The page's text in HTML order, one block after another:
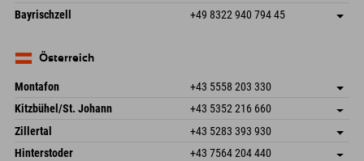
Deutschland
Buchen
Frickenstraße 22
82490 Farchant
Adresse speichern
Anreiseinfos
Bayrischzell +49 8322 940 794 45
Deutschland
Österreich
Montafon +43 5558 203 330
Dorfstr. 127b
6793 Gaschurn/Montafon
Österreich
Adresse speichern
Buchen
Kitzbühel/St. Johann +43 5352 216 660
Speckbacherstraße 87
6380 St. Johann in Tirol
Österreich
Adresse speichern
Anreiseinfos
Buchen
Zillertal +43 5283 393 930
Schmiedau 2
Adresse speichern
Hinterstoder +43 7564 204 440